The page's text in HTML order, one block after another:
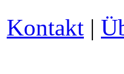
Kontakt |